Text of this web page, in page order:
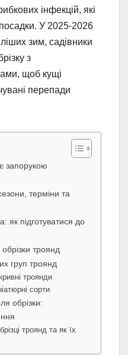
інфекцій, які
У 2025-2026
зим, садівники
з
щоб кущі
перепади
запорукою
терміни та
як підготуватися до
троянд
груп троянд
троянди
сорти
обрізки:
троянд та як їх